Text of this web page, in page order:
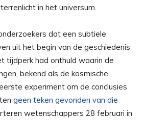
in het universum.
dat een subtiele
uit het begin van de geschiedenis
tijdperk had onthuld waarin de
bekend als de kosmische
experiment om de conclusies
geen teken gevonden van die
wetenschappers 28 februari in